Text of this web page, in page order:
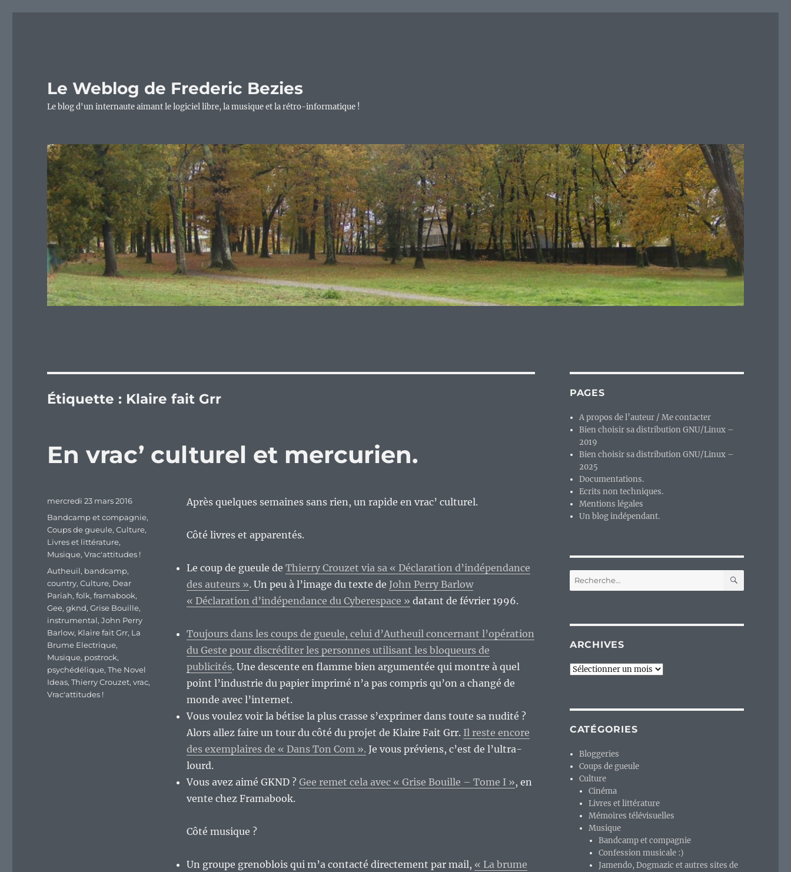
Le Weblog de Frederic Bezies
Le blog d'un internaute aimant le logiciel libre, la musique et la rétro-informatique !
Étiquette : Klaire fait Grr
En vrac’ culturel et mercurien.
Après quelques semaines sans rien, un rapide en vrac’ culturel.
Côté livres et apparentés.
Le coup de gueule de Thierry Crouzet via sa « Déclaration d’indépendance
des auteurs ». Un peu à l’image du texte de John Perry Barlow
« Déclaration d’indépendance du Cyberespace » datant de février 1996.
Toujours dans les coups de gueule, celui d’Autheuil concernant l’opération
du Geste pour discréditer les personnes utilisant les bloqueurs de
publicités. Une descente en flamme bien argumentée qui montre à quel
point l’industrie du papier imprimé n’a pas compris qu’on a changé de
monde avec l’internet.
Vous voulez voir la bétise la plus crasse s’exprimer dans toute sa nudité ?
Alors allez faire un tour du côté du projet de Klaire Fait Grr. Il reste encore
des exemplaires de « Dans Ton Com ». Je vous préviens, c’est de l’ultra-
lourd.
Vous avez aimé GKND ? Gee remet cela avec « Grise Bouille – Tome I », en
vente chez Framabook.
Côté musique ?
Un groupe grenoblois qui m’a contacté directement par mail, « La brume
Publié
mercredi 23 mars 2016
Catégories
Bandcamp et compagnie,
Coups de gueule,Culture,
Livres et littérature,
Musique,Vrac'attitudes !
Étiquettes
Autheuil, bandcamp,
country,Culture, Dear
Pariah,folk,framabook,
Gee,gknd,Grise Bouille,
instrumental,John Perry
Barlow, Klaire fait Grr, La
Brume Electrique,
Musique, postrock,
psychédélique,The Novel
Ideas,Thierry Crouzet,vrac,
Vrac'attitudes !
PAGES
A propos de l’auteur / Me contacter
Bien choisir sa distribution GNU/Linux –
2019
Bien choisir sa distribution GNU/Linux –
2025
Documentations.
Ecrits non techniques.
Mentions légales
Un blog indépendant.
Recherche
pour :
ARCHIVES
Archives
CATÉGORIES
Bloggeries
Coups de gueule
Culture
Cinéma
Livres et littérature
Mémoires télévisuelles
Musique
Bandcamp et compagnie
Confession musicale :)
Jamendo, Dogmazic et autres sites de